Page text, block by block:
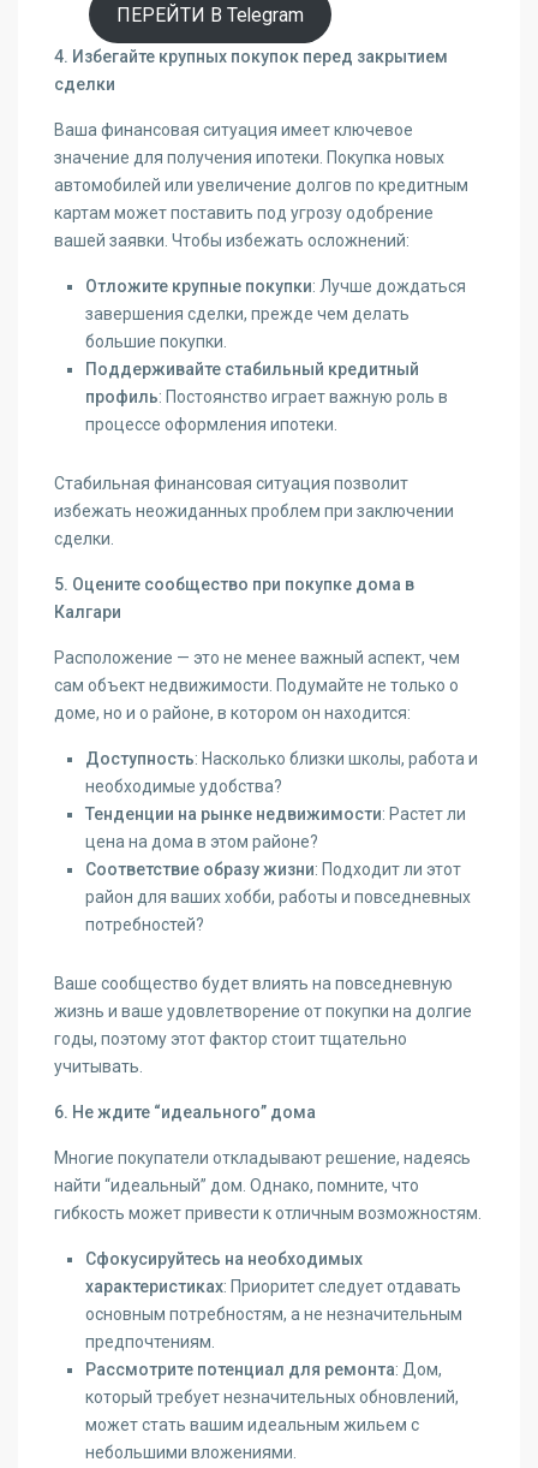
ПЕРЕЙТИ В Telegram
4. Избегайте крупных покупок перед закрытием
сделки
Ваша финансовая ситуация имеет ключевое
значение для получения ипотеки. Покупка новых
автомобилей или увеличение долгов по кредитным
картам может поставить под угрозу одобрение
вашей заявки. Чтобы избежать осложнений:
Отложите крупные покупки: Лучше дождаться
завершения сделки, прежде чем делать
большие покупки.
Поддерживайте стабильный кредитный
профиль: Постоянство играет важную роль в
процессе оформления ипотеки.
Стабильная финансовая ситуация позволит
избежать неожиданных проблем при заключении
сделки.
5. Оцените сообщество при покупке дома в
Калгари
Расположение — это не менее важный аспект, чем
сам объект недвижимости. Подумайте не только о
доме, но и о районе, в котором он находится:
Доступность: Насколько близки школы, работа и
необходимые удобства?
Тенденции на рынке недвижимости: Растет ли
цена на дома в этом районе?
Соответствие образу жизни: Подходит ли этот
район для ваших хобби, работы и повседневных
потребностей?
Ваше сообщество будет влиять на повседневную
жизнь и ваше удовлетворение от покупки на долгие
годы, поэтому этот фактор стоит тщательно
учитывать.
6. Не ждите “идеального” дома
Многие покупатели откладывают решение, надеясь
найти “идеальный” дом. Однако, помните, что
гибкость может привести к отличным возможностям.
Сфокусируйтесь на необходимых
характеристиках: Приоритет следует отдавать
основным потребностям, а не незначительным
предпочтениям.
Рассмотрите потенциал для ремонта: Дом,
который требует незначительных обновлений,
может стать вашим идеальным жильем с
небольшими вложениями.